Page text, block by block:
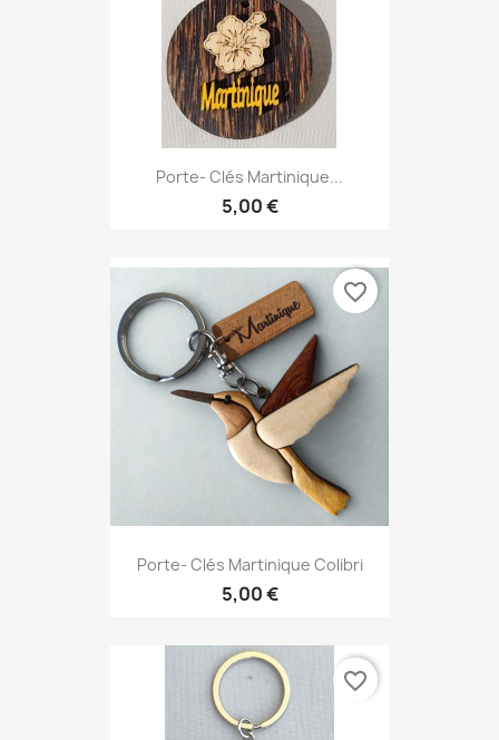
Porte- Clés Martinique...
5,00 €
Porte- Clés Martinique Colibri
5,00 €
favorite_border
favorite_border